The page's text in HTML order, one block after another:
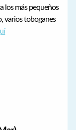
los más pequeños
varios toboganes